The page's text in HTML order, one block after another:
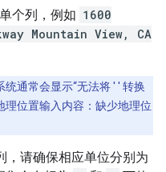
个列，例如 1600
Mountain View, CA
通常会显示“无法将 ' ' 转换
理位置输入内容：缺少地理位
，请确保相应单位分别为